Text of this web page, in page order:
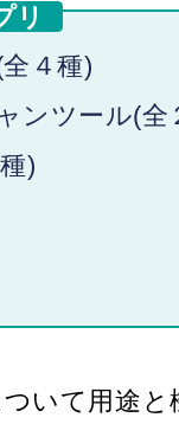
リ
４種)
ンツール(全
)
いて用途